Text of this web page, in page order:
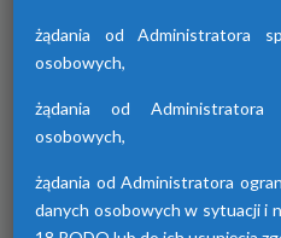
Osuszacze
osuszacza
wyróżniają się niskimi
żądania od Administratora
osobowych,
żądania od Administratora
osobowych,
żądania od Administratora
danych osobowych w sytuacji i